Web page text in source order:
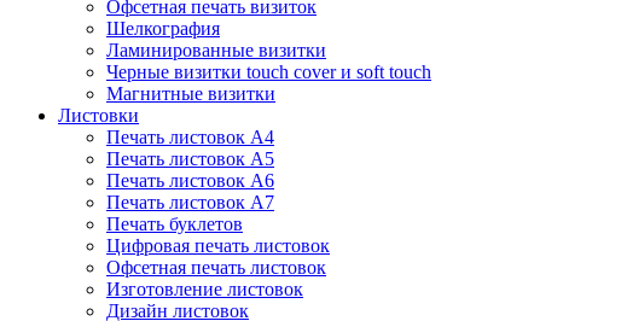
Офсетная печать визиток
Шелкография
Ламинированные визитки
Черные визитки touch cover и soft touch
Магнитные визитки
Листовки
Печать листовок А4
Печать листовок А5
Печать листовок А6
Печать листовок А7
Печать буклетов
Цифровая печать листовок
Офсетная печать листовок
Изготовление листовок
Дизайн листовок